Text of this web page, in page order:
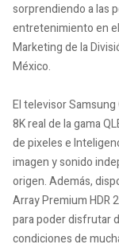
sorprendiendo a las
entretenimiento en
Marketing de la
México.
El televisor
8K real de la gama
de pixeles e
imagen y sonido
origen. Además,
Array Premium HDR
para poder disfrutar
condiciones de